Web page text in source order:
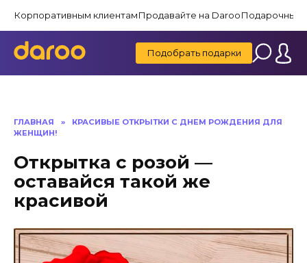
содержанию
Корпоративным клиентамПродавайте на DarooПодарочные
Подобрать подарки
ГЛАВНАЯ »
КРАСИВЫЕ ОТКРЫТКИ C ДНЕМ РОЖДЕНИЯ ДЛЯ
ЖЕНЩИН!
Открытка с розой —
оставайся такой же
красивой